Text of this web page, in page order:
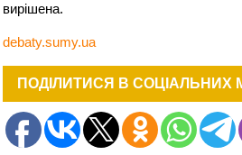
вирішена.
debaty.sumy.ua
ПОДІЛИТИСЯ В СОЦІАЛЬНИХ